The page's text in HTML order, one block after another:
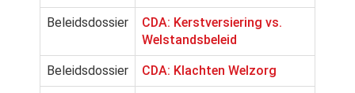
Beleidsdossier
CDA: Kerstversiering vs.
Welstandsbeleid
Beleidsdossier CDA: Klachten Welzorg